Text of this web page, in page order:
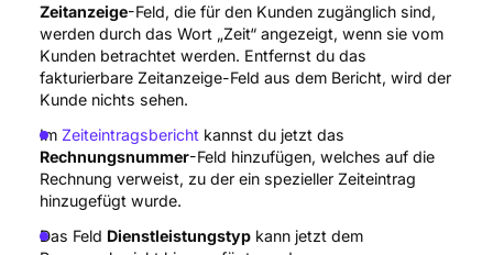
Zeitanzeige-Feld, die für den Kunden zugänglich sind,
werden durch das Wort „Zeit“ angezeigt, wenn sie vom
Kunden betrachtet werden. Entfernst du das
fakturierbare Zeitanzeige-Feld aus dem Bericht, wird der
Kunde nichts sehen.
Im Zeiteintragsberichtkannst du jetzt das
Rechnungsnummer-Feld hinzufügen, welches auf die
Rechnung verweist, zu der ein spezieller Zeiteintrag
hinzugefügt wurde.
Das Feld Dienstleistungstypkann jetzt dem